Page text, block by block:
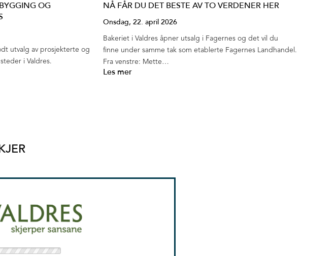
OG
utvalg av prosjekterte og
i Valdres.
NÅ FÅR DU DET BESTE AV TO VERDENER HER
Onsdag, 22. april 2026
Bakeriet i Valdres åpner utsalg i Fagernes og det vil du
finne under samme tak som etablerte Fagernes Landhandel.
Fra venstre: Mette…
Les mer